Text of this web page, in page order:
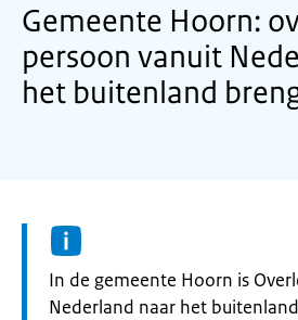
Gemeente Hoorn:
persoon vanuit
het buitenland
Informatie:
In de gemeente Hoorn is
Nederland naar het